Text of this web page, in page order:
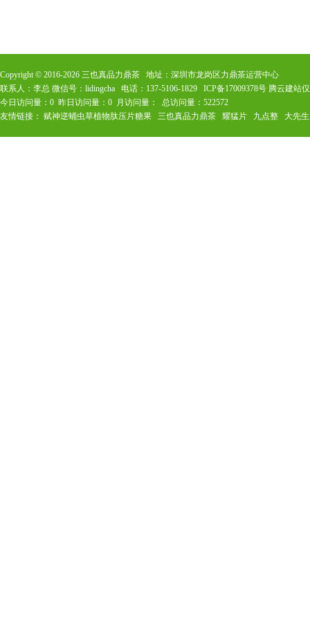
Copyright © 2016-2026 三也真品力鼎茶 地址：深圳市龙岗区力鼎茶运营中心
联系人：李总 微信号：lidingcha 电话：137-5106-1829 ICP备17009378号 腾云建站
今日访问量： 0 昨日访问量： 0 月访问量： 总访问量： 522572
友情链接： 赋神逆蛹虫草植物肽压片糖果 三也真品力鼎茶 耀猛片 九点整 大先生